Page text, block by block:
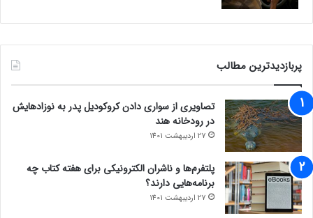
پربازدیدترین مطالب
تصاویری از سواری دادن کروکودیل پدر به نوزادهایش
در رودخانه هند
27 اردیبهشت 1401
پلتفرم‌ها و ناشران الکترونیکی برای هفته کتاب چه
برنامه‌هایی دارند؟
27 اردیبهشت 1401